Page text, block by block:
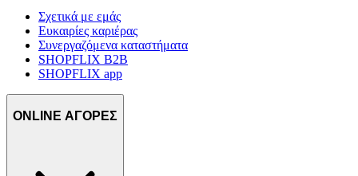
Σχετικά με εμάς
Ευκαιρίες καριέρας
Συνεργαζόμενα καταστήματα
SHOPFLIX B2B
SHOPFLIX app
ONLINE ΑΓΟΡΕΣ